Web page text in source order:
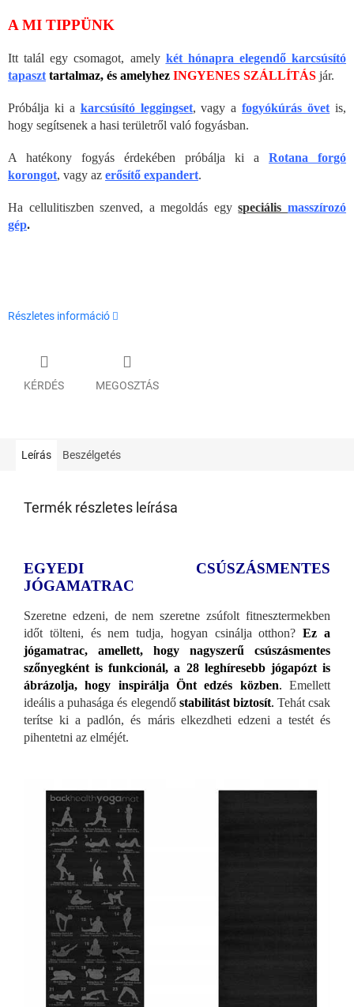
A MI TIPPÜNK
Itt talál egy csomagot, amely két hónapra elegendő karcsúsító
tapaszt tartalmaz, és amelyhez INGYENES SZÁLLÍTÁS jár.
Próbálja ki a karcsúsító leggingset, vagy afogyókúrás övet is,
hogy segítsenek a hasi területről való fogyásban.
A hatékony fogyás érdekében próbálja ki a Rotana forgó
korongot, vagy az erősítő expandert.
Ha cellulitiszben szenved, a megoldás egyspeciálismasszírozó
gép.
Részletes információ
KÉRDÉS MEGOSZTÁS
Leírás Beszélgetés
Termék részletes leírása
EGYEDI CSÚSZÁSMENTES
JÓGAMATRAC
Szeretne edzeni, de nem szeretne zsúfolt fitnesztermekben
időt tölteni, és nem tudja, hogyan csinálja otthon?Ez a
jógamatrac, amellett, hogy nagyszerű csúszásmentes
szőnyegként is funkcionál, a 28 leghíresebb jógapózt is
ábrázolja, hogy inspirálja Önt edzés közben. Emellett
ideális a puhasága és elegendő stabilitást biztosít. Tehát csak
terítse ki a padlón, és máris elkezdheti edzeni a testét és
pihentetni az elméjét.